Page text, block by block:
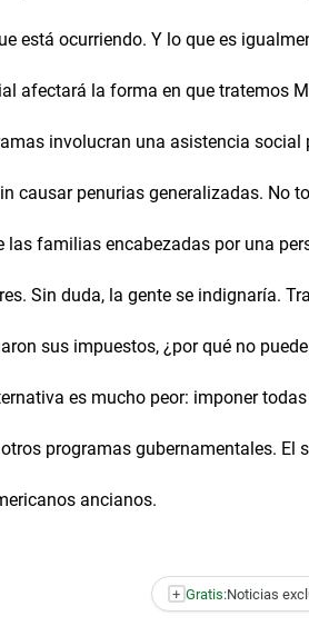
está ocurriendo. Y lo que es
afectará la forma en que tratemos
involucran una asistencia
causar penurias generalizadas. No
las familias encabezadas por una
Sin duda, la gente se indignaría.
sus impuestos, ¿por qué no
es mucho peor: imponer
programas gubernamentales.
ancianos.
+ Gratis:Noticias